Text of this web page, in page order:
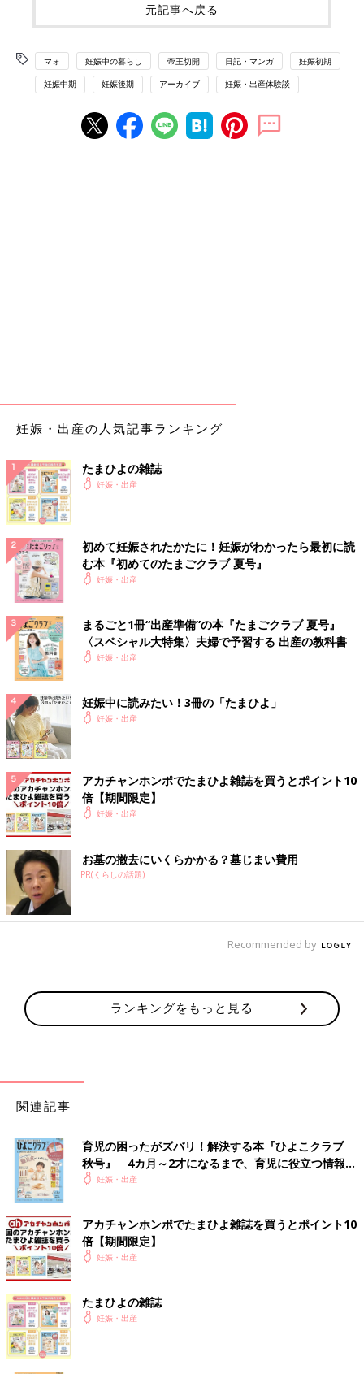
元記事へ戻る
マォ 妊娠中の暮らし 帝王切開 日記・マンガ 妊娠初期
妊娠中期 妊娠後期 アーカイブ 妊娠・出産体験談
妊娠・出産の人気記事ランキング
たまひよの雑誌
妊娠・出産
初めて妊娠されたかたに！妊娠がわかったら最初に読
む本『初めてのたまごクラブ 夏号』
妊娠・出産
まるごと1冊“出産準備”の本『たまごクラブ 夏号』
〈スペシャル大特集〉夫婦で予習する 出産の教科書
妊娠・出産
妊娠中に読みたい！3冊の「たまひよ」
妊娠・出産
アカチャンホンポでたまひよ雑誌を買うとポイント10
倍【期間限定】
妊娠・出産
お墓の撤去にいくらかかる？墓じまい費用
PR(くらしの話題)
Recommended by
ランキングをもっと見る
関連記事
育児の困ったがズバリ！解決する本『ひよこクラブ
秋号』 4カ月～2才になるまで、育児に役立つ情報が
いっぱい！
妊娠・出産
アカチャンホンポでたまひよ雑誌を買うとポイント10
倍【期間限定】
妊娠・出産
たまひよの雑誌
妊娠・出産